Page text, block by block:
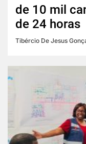
de 10 mil
de 24 horas
Tibércio De Jesus